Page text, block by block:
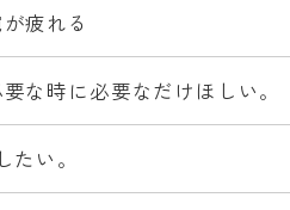
疲れる
な時に必要なだけほしい。
い。